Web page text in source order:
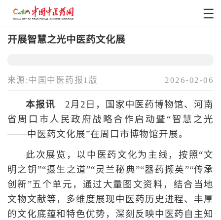
开展智慧之光中医药文化展
来源:中国中医药报1版 2026-02-06
本报讯 2月2日，国家中医药博物馆、河南
省周口市人民政府战略合作启动暨“智慧之光
——中医药文化展”在周口市博物馆开展。
此次展览，以中医药文化为主线，按照“文
明之钥”“摄生之道”“灵兰秘典”“器药撷英”“传承
创新”五个单元，通过大量图文资料，结合当地
文物文献等，多维度展现中医药历史进程、丰厚
的文化底蕴和特色优势，深刻反映中医药自主知